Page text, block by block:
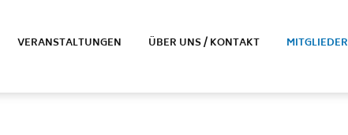
VERANSTALTUNGEN ÜBER UNS / KONTAKT MITGLIEDER